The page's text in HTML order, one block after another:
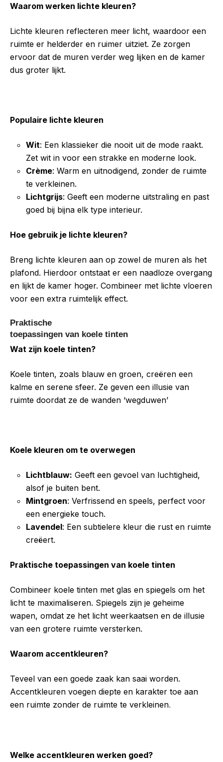
Waarom werken lichte kleuren?
Lichte kleuren reflecteren meer licht, waardoor een
ruimte er helderder en ruimer uitziet. Ze zorgen
ervoor dat de muren verder weg lijken en de kamer
dus groter lijkt.
Populaire lichte kleuren
Wit: Een klassieker die nooit uit de mode raakt.
Zet wit in voor een strakke en moderne look.
Crème: Warm en uitnodigend, zonder de ruimte
te verkleinen.
Lichtgrijs: Geeft een moderne uitstraling en past
goed bij bijna elk type interieur.
Hoe gebruik je lichte kleuren?
Breng lichte kleuren aan op zowel de muren als het
plafond. Hierdoor ontstaat er een naadloze overgang
en lijkt de kamer hoger. Combineer met lichte vloeren
voor een extra ruimtelijk effect.
Praktische
toepassingen van koele tinten
Wat zijn koele tinten?
Koele tinten, zoals blauw en groen, creëren een
kalme en serene sfeer. Ze geven een illusie van
ruimte doordat ze de wanden ‘wegduwen’
Koele kleuren om te overwegen
Lichtblauw: Geeft een gevoel van luchtigheid,
alsof je buiten bent.
Mintgroen: Verfrissend en speels, perfect voor
een energieke touch.
Lavendel: Een subtielere kleur die rust en ruimte
creëert.
Praktische toepassingen van koele tinten
Combineer koele tinten met glas en spiegels om het
licht te maximaliseren. Spiegels zijn je geheime
wapen, omdat ze het licht weerkaatsen en de illusie
van een grotere ruimte versterken.
Waarom accentkleuren?
Teveel van een goede zaak kan saai worden.
Accentkleuren voegen diepte en karakter toe aan
een ruimte zonder de ruimte te verkleinen.
Welke accentkleuren werken goed?